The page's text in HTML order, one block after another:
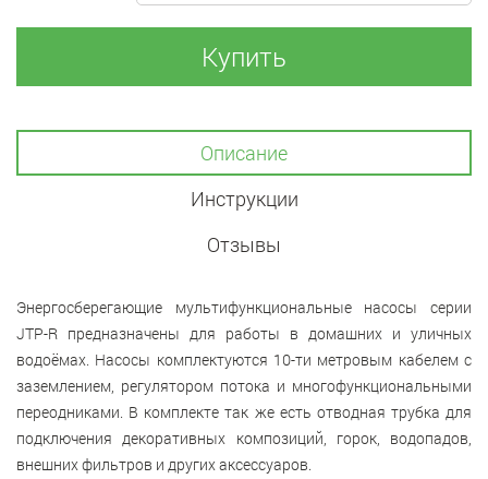
Купить
Описание
Инструкции
Отзывы
Энергосберегающие мультифункциональные насосы серии
JTP-R предназначены для работы в домашних и уличных
водоёмах. Насосы комплектуются 10-ти метровым кабелем с
заземлением, регулятором потока и многофункциональными
переодниками. В комплекте так же есть отводная трубка для
подключения декоративных композиций, горок, водопадов,
внешних фильтров и других аксессуаров.